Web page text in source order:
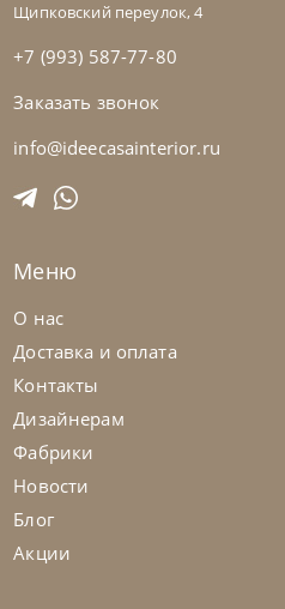
Bontempi
Стул Nata
Щипковский переулок, 4
+7 (993) 587-77-80
Заказать звонок
info@ideecasainterior.ru
Меню
О нас
Доставка и оплата
Контакты
Дизайнерам
Фабрики
Новости
Блог
Акции